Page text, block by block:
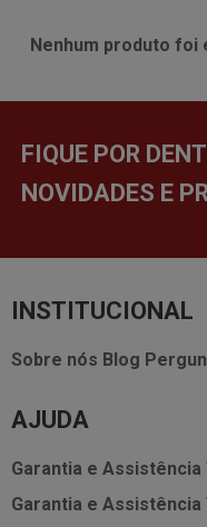
Nenhum produto foi
FIQUE POR
NOVIDADES E
INSTITUCIONAL
Sobre nós Blog
AJUDA
Garantia e Assistência
Garantia e Assistência